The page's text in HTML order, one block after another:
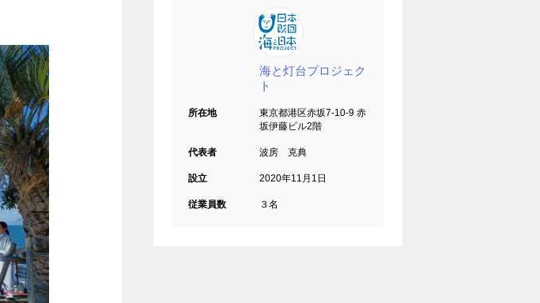
海と灯台プロジェク
ト
所在地
東京都港区赤坂7-10-9 赤
坂伊藤ビル2階
代表者 波房 克典
設立 2020年11月1日
従業員数 ３名